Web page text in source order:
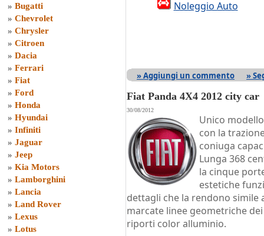
» Bugatti
» Chevrolet
» Chrysler
» Citroen
» Dacia
» Ferrari
» Fiat
» Ford
» Honda
» Hyundai
» Infiniti
» Jaguar
» Jeep
» Kia Motors
» Lamborghini
» Lancia
» Land Rover
» Lexus
» Lotus
Noleggio Auto
» Aggiungi un commento »
Fiat Panda 4X4 2012 city car
30/08/2012
Unico
con la
coniuga
Lunga 368
la cinque
estetiche
dettagli che la rendono simile
marcate linee geometriche
riporti color alluminio.